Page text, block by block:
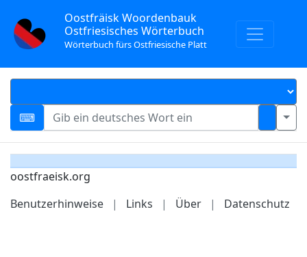
Oostfräisk Woordenbauk
Ostfriesisches Wörterbuch
Wörterbuch fürs Ostfriesische Platt
oostfraeisk.org
Benutzerhinweise
| Links | Über | Datenschutz